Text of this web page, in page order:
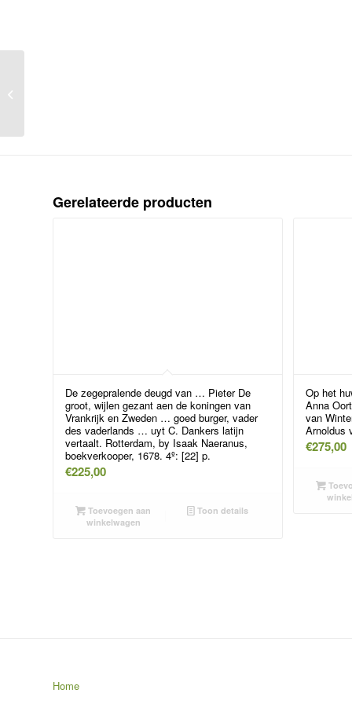
Gerelateerde producten
De zegepralende deugd van … Pieter De
groot, wijlen gezant aen de koningen van
Vrankrijk en Zweden … goed burger, vader
des vaderlands … uyt C. Dankers latijn
vertaalt. Rotterdam, by Isaak Naeranus,
boekverkooper, 1678. 4º: [22] p.
€225,00
Toevoegen aan
winkelwagen
Toon details
Op het
Anna
van
Arnoldus
€275,00
Home